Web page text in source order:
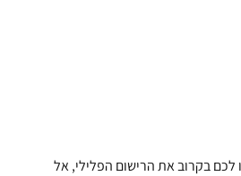
בקרוב את הרישום הפלילי, אל